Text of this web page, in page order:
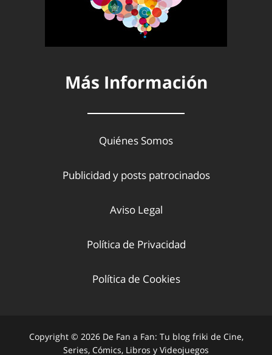
Más Información
Quiénes Somos
Publicidad y posts patrocinados
Aviso Legal
Política de Privacidad
Política de Cookies
Copyright © 2026 De Fan a Fan: Tu blog friki de Cine,
Series, Cómics, Libros y Videojuegos